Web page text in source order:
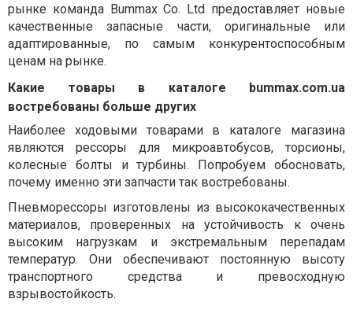
рынке команда Bummax Co. Ltd предоставляет новые
качественные запасные части, оригинальные или
адаптированные, по самым конкурентоспособным
ценам на рынке.
Какие товары в каталоге bummax.com.ua
востребованы больше других
Наиболее ходовыми товарами в каталоге магазина
являются рессоры для микроавтобусов, торсионы,
колесные болты и турбины. Попробуем обосновать,
почему именно эти запчасти так востребованы.
Пневморессоры изготовлены из высококачественных
материалов, проверенных на устойчивость к очень
высоким нагрузкам и экстремальным перепадам
температур. Они обеспечивают постоянную высоту
транспортного средства и превосходную
взрывостойкость.